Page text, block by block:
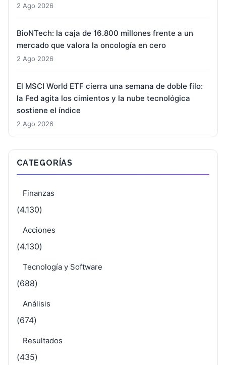
2 Ago 2026
BioNTech: la caja de 16.800 millones frente a un
mercado que valora la oncología en cero
2 Ago 2026
El MSCI World ETF cierra una semana de doble filo:
la Fed agita los cimientos y la nube tecnológica
sostiene el índice
2 Ago 2026
CATEGORÍAS
Finanzas
(4.130)
Acciones
(4.130)
Tecnología y Software
(688)
Análisis
(674)
Resultados
(435)